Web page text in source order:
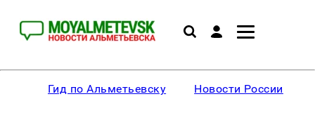
Гид по Альметьевску Новости России